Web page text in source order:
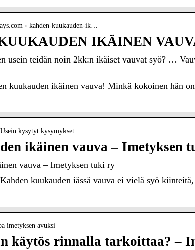
› kahden-kuukauden-ik…
IKÄINEN
usein teidän noin 2kk:n ikäiset vauvat syö? …
kuukauden ikäinen vauva! Minkä kokoinen hän
kysytyt kysymykset
ikäinen vauva – Imetyksen
vauva – Imetyksen tuki ry
kuukauden iässä vauva ei vielä syö
imetyksen avuksi
käytös rinnalla tarkoittaa? –